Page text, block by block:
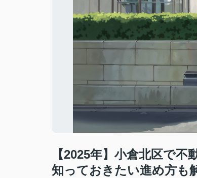
【2025年】小倉北区で
知っておきたい進め方も